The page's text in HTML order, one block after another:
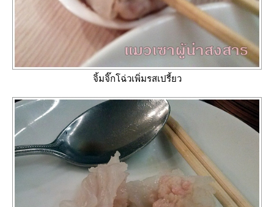
จิ้มจิ๊กโฉ่วเพิ่มรสเปรี้ยว